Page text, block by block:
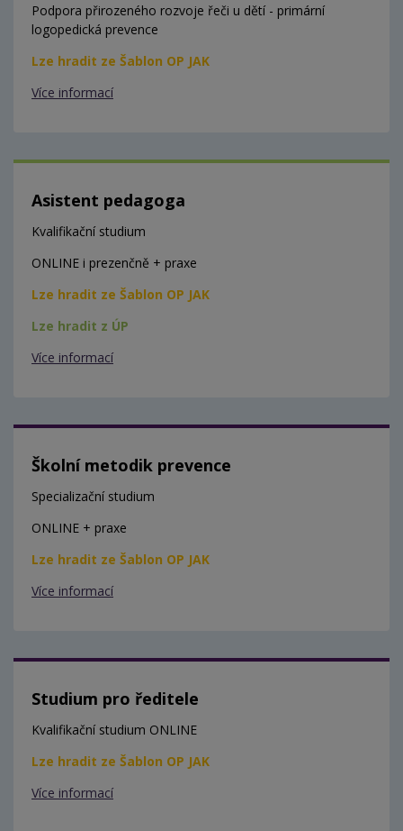
Podpora přirozeného rozvoje řeči u dětí - primární
logopedická prevence
Lze hradit ze Šablon OP JAK
Více informací
Asistent pedagoga
Kvalifikační studium
ONLINE i prezenčně + praxe
Lze hradit ze Šablon OP JAK
Lze hradit z ÚP
Více informací
Školní metodik prevence
Specializační studium
ONLINE + praxe
Lze hradit ze Šablon OP JAK
Více informací
Studium pro ředitele
Kvalifikační studium ONLINE
Lze hradit ze Šablon OP JAK
Více informací